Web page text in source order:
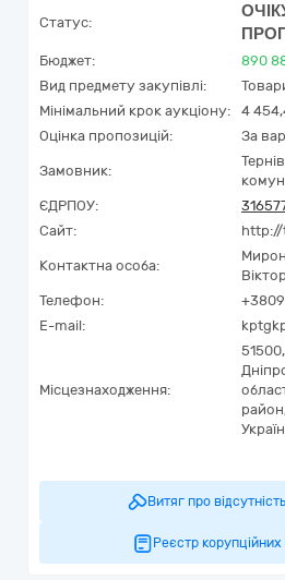
Статус:
Бюджет: 890
Вид предмету закупівлі:
Мінімальний крок аукціону:
4
Оцінка пропозицій:
За
Замовник:
ЄДРПОУ:
Сайт:
Контактна особа:
Телефон:
E-mail:
Місцезнаходження:
51500,
Витяг про
Реєстр